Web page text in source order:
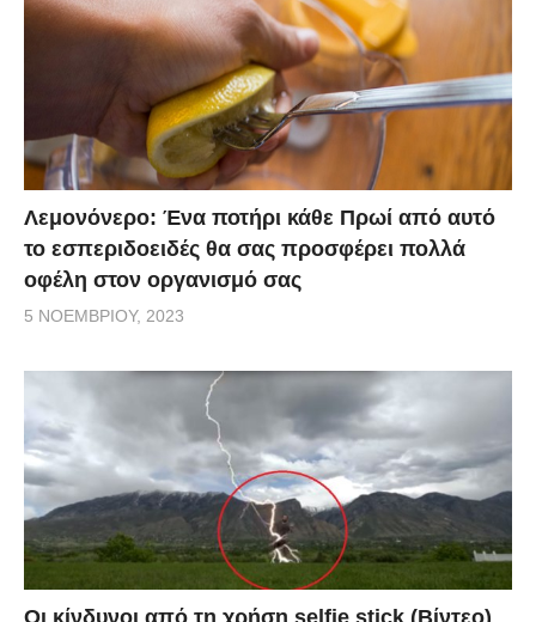
Λεμονόνερο: Ένα ποτήρι κάθε Πρωί από αυτό
το εσπεριδοειδές θα σας προσφέρει πολλά
οφέλη στον οργανισμό σας
5 ΝΟΕΜΒΡΊΟΥ, 2023